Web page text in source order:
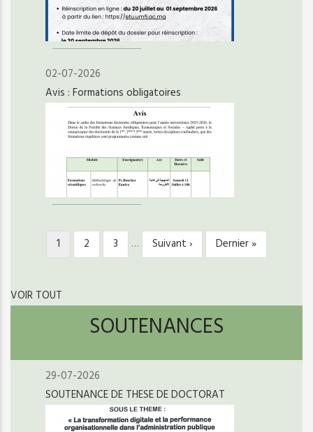
02-07-2026
Avis : Formations obligatoires
PAGINATION
Page
courante
1 Page
2 Page
3 …
Page
suivante
Suivant ›
Dernière
page
Dernier »
VOIR TOUT
SOUTENANCES
29-07-2026
SOUTENANCE DE THESE DE DOCTORAT